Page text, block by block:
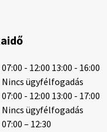
Lakosság!
07:00 - 12:00 13:00 - 16:00
Nincs ügyfélfogadás
07:00 - 12:00 13:00 - 17:00
Nincs ügyfélfogadás
07:00 – 12:30